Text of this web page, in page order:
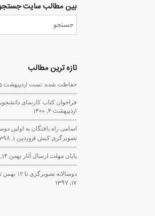
بین مطالب سایت
تازه ترین مطالب
حفاظت شده: تست اردیبهشت 5, 1400
فراخوان کتاب کارنمای دانشجویی
اردیبهشت 4, 1400
اسامی راه یافتگان به اولین
تصویرگری کیش فروردین 1, 1398
پایان مهلت ارسال آثار بهمن 14, 1397
دوسالانه تصویرگری تا ۱۲ بهمن تمدید شد
17, 1397